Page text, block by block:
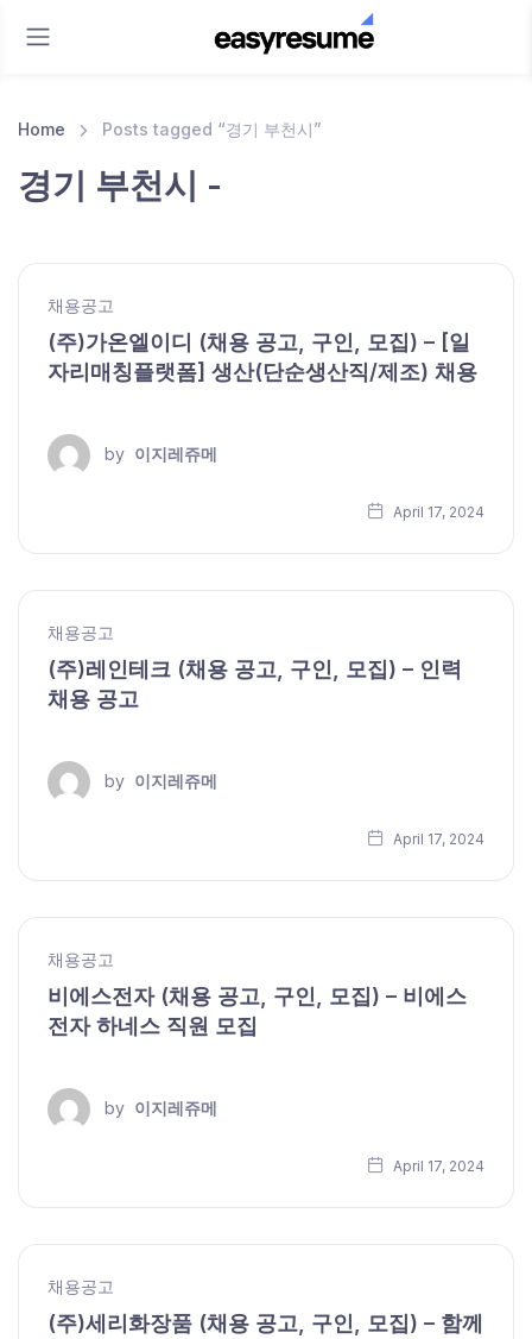
Home Posts tagged “경기 부천시”
경기 부천시 -
채용공고
(주)가온엘이디 (채용 공고, 구인, 모집) – [일
자리매칭플랫폼] 생산(단순생산직/제조) 채용
by 이지레쥬메
April 17, 2024
채용공고
(주)레인테크 (채용 공고, 구인, 모집) – 인력
채용 공고
by 이지레쥬메
April 17, 2024
채용공고
비에스전자 (채용 공고, 구인, 모집) – 비에스
전자 하네스 직원 모집
by 이지레쥬메
April 17, 2024
채용공고
(주)세리화장품 (채용 공고, 구인, 모집) – 함께